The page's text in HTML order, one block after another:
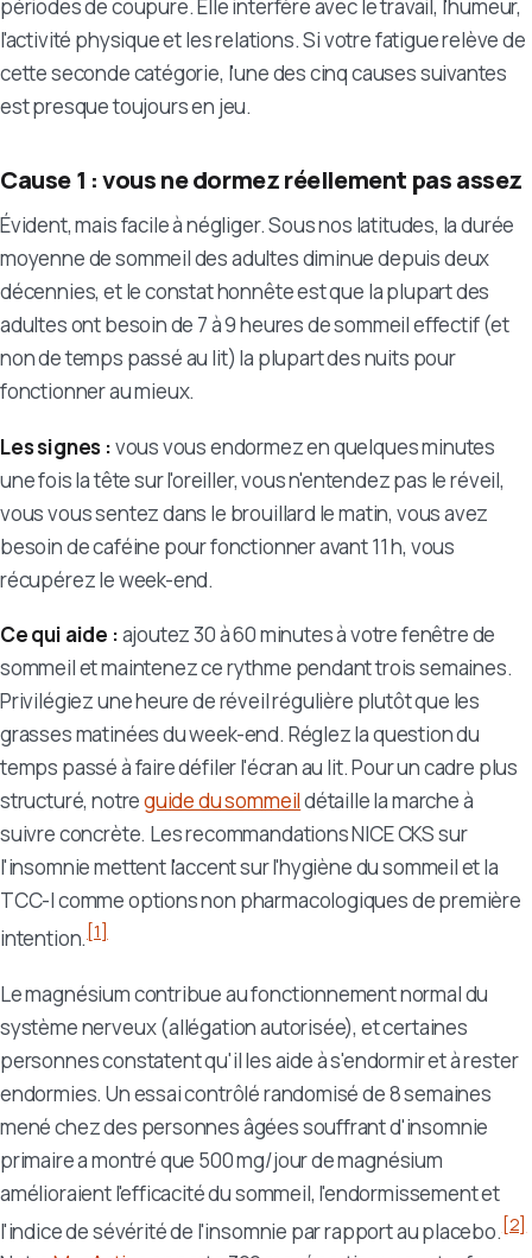
périodes de coupure. Elle interfère avec le travail, l'humeur,
l'activité physique et les relations. Si votre fatigue relève de
cette seconde catégorie, l'une des cinq causes suivantes
est presque toujours en jeu.
Cause 1 : vous ne dormez réellement pas assez
Évident, mais facile à négliger. Sous nos latitudes, la durée
moyenne de sommeil des adultes diminue depuis deux
décennies, et le constat honnête est que la plupart des
adultes ont besoin de 7 à 9 heures de sommeil effectif (et
non de temps passé au lit) la plupart des nuits pour
fonctionner au mieux.
Les signes :vous vous endormez en quelques minutes
une fois la tête sur l'oreiller, vous n'entendez pas le réveil,
vous vous sentez dans le brouillard le matin, vous avez
besoin de caféine pour fonctionner avant 11 h, vous
récupérez le week-end.
Ce qui aide :ajoutez 30 à 60 minutes à votre fenêtre de
sommeil et maintenez ce rythme pendant trois semaines.
Privilégiez une heure de réveil régulière plutôt que les
grasses matinées du week-end. Réglez la question du
temps passé à faire défiler l'écran au lit. Pour un cadre plus
structuré, notreguide du sommeildétaille la marche à
suivre concrète. Les recommandations NICE CKS sur
l'insomnie mettent l'accent sur l'hygiène du sommeil et la
TCC-I comme options non pharmacologiques de première
intention. [1]
Le magnésium contribue au fonctionnement normal du
système nerveux (allégation autorisée), et certaines
personnes constatent qu'il les aide à s'endormir et à rester
endormies. Un essai contrôlé randomisé de 8 semaines
mené chez des personnes âgées souffrant d'insomnie
primaire a montré que 500 mg/jour de magnésium
amélioraient l'efficacité du sommeil, l'endormissement et
l'indice de sévérité de l'insomnie par rapport au placebo.[2]